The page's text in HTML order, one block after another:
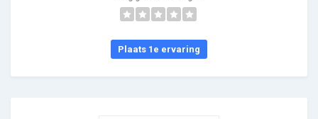
Plaats 1e ervaring